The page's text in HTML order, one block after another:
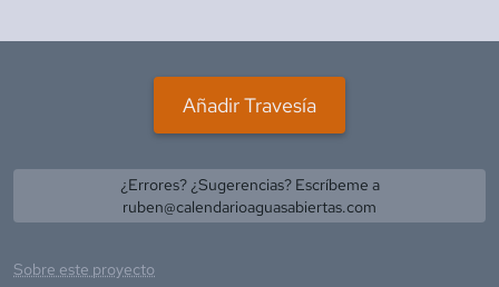
Añadir Travesía
¿Errores? ¿Sugerencias? Escríbeme a
ruben@calendarioaguasabiertas.com
Sobre este proyecto